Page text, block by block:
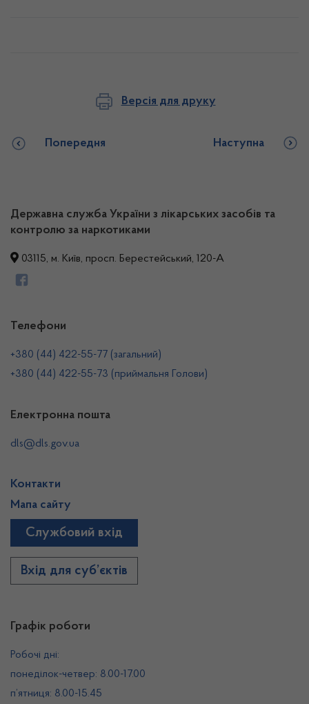
Версія для друку
Попередня Наступна
Державна служба України з лікарських засобів та
контролю за наркотиками
03115, м. Київ, просп. Берестейський, 120-А
Графік роботи
Робочі дні:
понеділок-четвер: 8.00-17.00
п’ятниця: 8.00-15.45
Телефони
+380 (44) 422-55-77 (загальний)
+380 (44) 422-55-73 (приймальня Голови)
Електронна пошта
dls@dls.gov.ua
Контакти
Мапа сайту
Службовий вхід
Вхід для суб’єктів